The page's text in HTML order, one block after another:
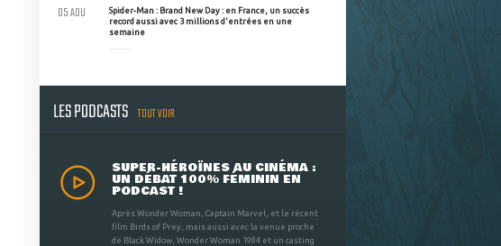
Spider-Man : Brand New Day : en France, un succès
record aussi avec 3 millions d'entrées en une
semaine
05 AOU
LES PODCASTS TOUT VOIR
SUPER-HÉROÏNES AU CINÉMA :
UN DÉBAT 100% FÉMININ EN
PODCAST !
Après Wonder Woman, Captain Marvel, et le récent
film Birds of Prey, mais aussi avec la venue proche
de Black Widow, Wonder Woman 1984 et un casting